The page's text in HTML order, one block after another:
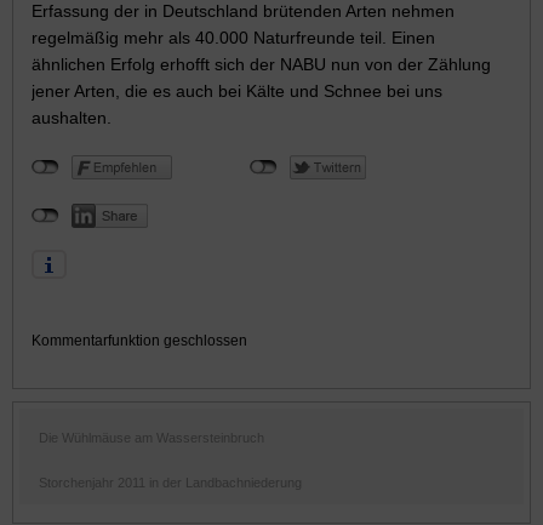
Erfassung der in Deutschland brütenden Arten nehmen
regelmäßig mehr als 40.000 Naturfreunde teil. Einen
ähnlichen Erfolg erhofft sich der NABU nun von der Zählung
jener Arten, die es auch bei Kälte und Schnee bei uns
aushalten.
Kommentarfunktion geschlossen
Die Wühlmäuse am Wassersteinbruch
Storchenjahr 2011 in der Landbachniederung